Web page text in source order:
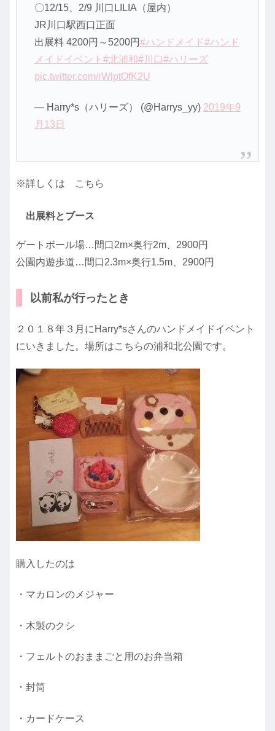
〇12/15、2/9 川口LILIA（屋内）
JR川口駅西口正面
出展料 4200円～5200円#ハンドメイド#ハンド
メイドイベント #北浦和#川口#ハリーズ
pic.twitter.com/rWlptOfK2U
— Harry*s（ハリーズ） (@Harrys_yy) 2019年9
月13日
※詳しくは こちら
出展料とブース
ゲートボール場…間口2m×奥行2m、2900円
公園内遊歩道…間口2.3m×奥行1.5m、2900円
以前私が行ったとき
２０１８年３月にHarry*sさんのハンドメイドイベント
にいきました。場所はこちらの浦和北公園です。
購入したのは
・マカロンのメジャー
・木製のクシ
・フェルトのおままごと用のお弁当箱
・封筒
・カードケース